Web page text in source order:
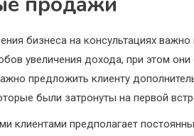
бизнеса на консультациях
увеличения дохода, при этом
предложить клиенту
были затронуты на первой
клиентами предполагает